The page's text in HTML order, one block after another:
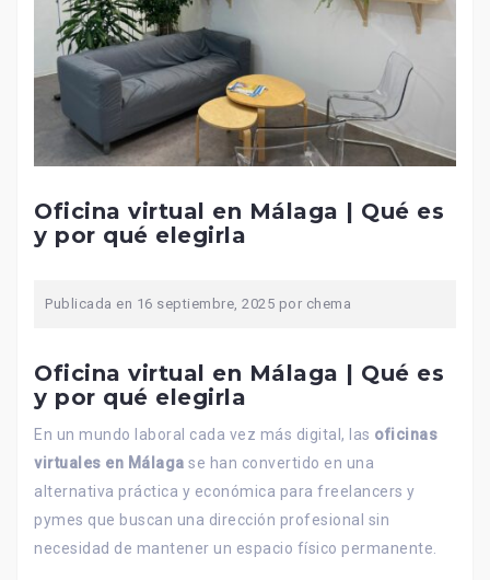
Oficina virtual en Málaga | Qué es
y por qué elegirla
Publicada en 16 septiembre, 2025 por chema
Oficina virtual en Málaga | Qué es
y por qué elegirla
En un mundo laboral cada vez más digital, las oficinas
virtuales en Málaga se han convertido en una
alternativa práctica y económica para freelancers y
pymes que buscan una dirección profesional sin
necesidad de mantener un espacio físico permanente.